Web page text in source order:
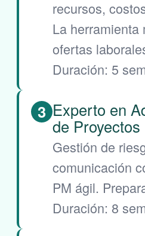
recursos,
La herramienta
ofertas
Duración: 5
3 Experto en
de Proyectos
Gestión de
comunicación
PM ágil.
Duración: 8